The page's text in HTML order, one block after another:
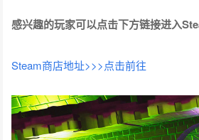
感兴趣的玩家可以点击下方链接进入
Steam商店地址>>>点击前往